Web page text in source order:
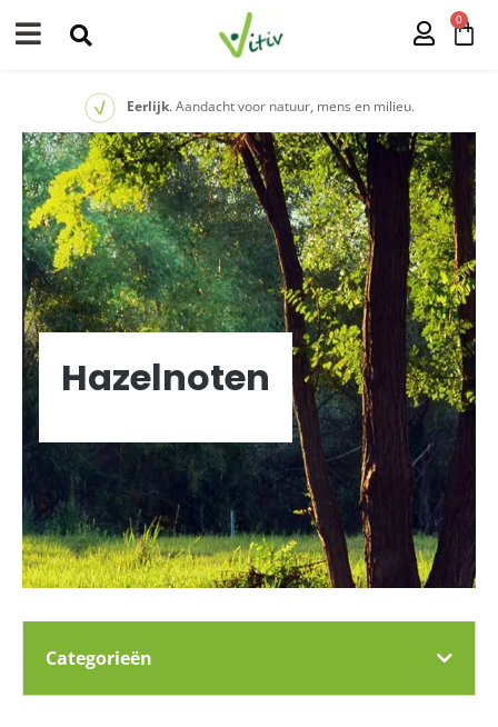
0
Eerlijk. Aandacht voor natuur, mens en milieu.
Hazelnoten
Categorieën